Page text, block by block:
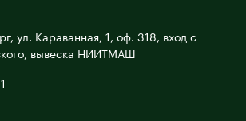
ул. Караванная, 1, оф. 318, вход с
вывеска НИИТМАШ